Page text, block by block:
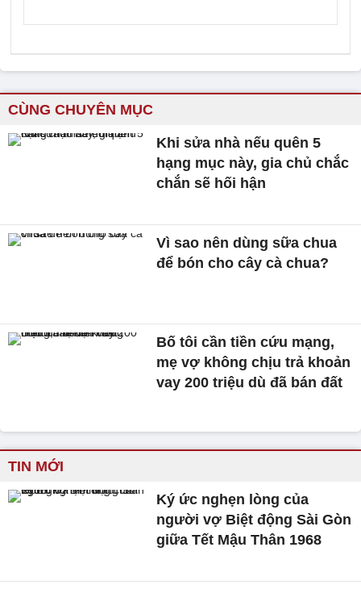
CÙNG CHUYÊN MỤC
Khi sửa nhà nếu quên 5
hạng mục này, gia chủ chắc
chắn sẽ hối hận
Vì sao nên dùng sữa chua
để bón cho cây cà chua?
Bố tôi cần tiền cứu mạng,
mẹ vợ không chịu trả khoản
vay 200 triệu dù đã bán đất
TIN MỚI
Ký ức nghẹn lòng của
người vợ Biệt động Sài Gòn
giữa Tết Mậu Thân 1968